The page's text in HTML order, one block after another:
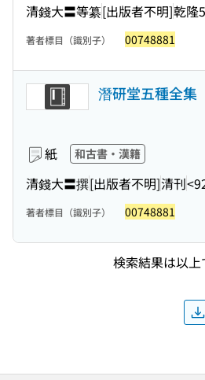
清錢大〓等纂[出版者不明]乾隆
著者標目（識別子） 00748881
潛研堂五種全集
紙 和古書・漢籍
清錢大〓撰[出版者不明]清刊
著者標目（識別子） 00748881
検索結果は以上